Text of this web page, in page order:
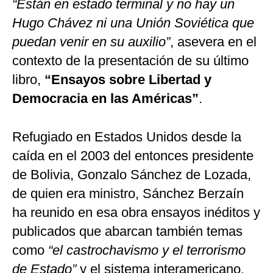
“Están en estado terminal y no hay un
Hugo Chávez ni una Unión Soviética que
puedan venir en su auxilio”, asevera en el
contexto de la presentación de su último
libro, “Ensayos sobre Libertad y
Democracia en las Américas”.
Refugiado en Estados Unidos desde la
caída en el 2003 del entonces presidente
de Bolivia, Gonzalo Sánchez de Lozada,
de quien era ministro, Sánchez Berzaín
ha reunido en esa obra ensayos inéditos y
publicados que abarcan también temas
como “el castrochavismo y el terrorismo
de Estado”y el sistema interamericano.